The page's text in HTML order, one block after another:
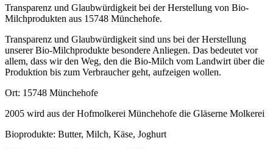
Transparenz und Glaubwürdigkeit bei der Herstellung von Bio-
Milchprodukten aus 15748 Münchehofe.
Transparenz und Glaubwürdigkeit sind uns bei der Herstellung
unserer Bio-Milchprodukte besondere Anliegen. Das bedeutet vor
allem, dass wir den Weg, den die Bio-Milch vom Landwirt über die
Produktion bis zum Verbraucher geht, aufzeigen wollen.
Ort: 15748 Münchehofe
2005 wird aus der Hofmolkerei Münchehofe die Gläserne Molkerei
Bioprodukte: Butter, Milch, Käse, Joghurt